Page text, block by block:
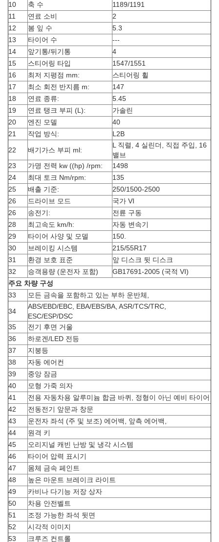
10
축 수
1189/1191
11
연료 소비
2
12
봄 잎 수
5.3
13
타이어 수
---
14
앞기통/뒤기통
4
15
스티어링 타입
1547/1551
16
최저 지평점 mm:
스티어링 휠
17
최소 회전 반지름 m:
147
18
연료 종류:
5.45
19
연료 탱크 부피 (L):
가솔린
20
엔진 모델
40
21
작업 방식: L2B
22 배기가스 부피 ml:
L 직렬, 4 실린더, 직접 주입, 16
밸브
23
가명 전력 kw ((hp) /rpm:
1498
24
최대 토크 Nm/rpm:
135
25
배출 기준:
250/1500-2500
26
드라이브 모드
국가 VI
26
송전기:
전륜 구동
28
최고속도 km/h:
자동 변속기
29
타이어 사양 및 모델
150.
30
브레이킹 시스템
215/55R17
31
환경 보호 표준
앞 디스크 뒷 디스크
32
승객용량 (운전자 포함)
GB17691-2005 (국적 VI)
주요 차량 구성
33
모든 금속을 포함하고 있는 부하 운반체,
34
ABS/EBD/EBC, EBA/EBS/BA, ASR/TCS/TRC,
ESC/ESP/DSC
35
전기 후면 거울
36
하로겐/LED 전등
37
지붕등
38
자동 에어컨
39
중앙 잠금
40
모형 가죽 의자
41
전용 자동차용 알루미늄 합금 바퀴, 정형이 아닌 예비 타이어
42
전동전기 앞문과 창문
43
운전자 좌석 (주 및 보조) 에어백, 앞측 에어백,
44
원격 키
45
오리지널 캐빈 난방 및 냉각 시스템
46
타이어 압력 표시기
47
몸체 금속 페인트
48
높은 마운트 브레이크 라이트
49
카비나 다기능 저장 상자
50
차용 안전벨트
51
조정 가능한 좌석 뒷면
52
시각적 이미지
53
크루즈 컨트롤